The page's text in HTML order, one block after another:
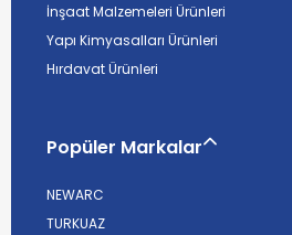
İnşaat Malzemeleri Ürünleri
Yapı Kimyasalları Ürünleri
Hırdavat Ürünleri
Popüler Markalar
NEWARC
TURKUAZ